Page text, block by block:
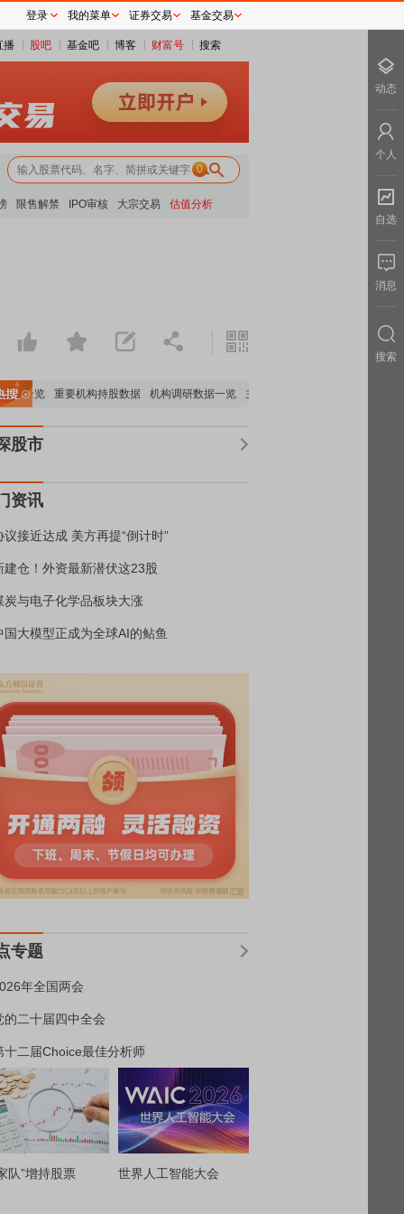
播 股吧 基金吧 博客 财富号 搜索
0
限售解禁 IPO审核 大宗交易 估值分析
全览 重要机构持股数据 机构调研数据一览 主力最新动向
股市
资讯
议接近达成 美方再提“倒计时”
建仓！外资最新潜伏这23股
炭与电子化学品板块大涨
国大模型正成为全球AI的鲇鱼
专题
年全国两会
的二十届四中全会
十二届Choice最佳分析师
队”增持股票 世界人工智能大会
登录 我的菜单 证券交易 基金交易
动态
个人
自选
消息
搜索